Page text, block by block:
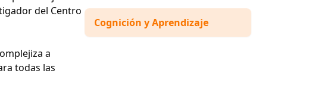
del Centro
a
todas las
Cognición y Aprendizaje